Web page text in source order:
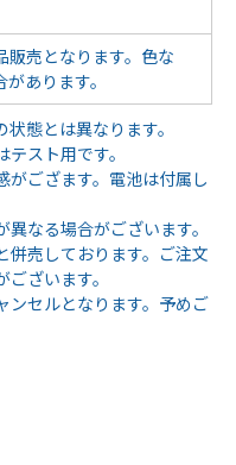
販売となります。色な
あります。
態とは異なります。
スト用です。
ござます。電池は付属し
なる場合がございます。
売しております。ご注文
ざいます。
ンセルとなります。予めご